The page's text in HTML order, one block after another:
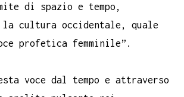
di spazio e tempo,
la cultura occidentale, quale
profetica femminile”.
voce dal tempo e attraverso